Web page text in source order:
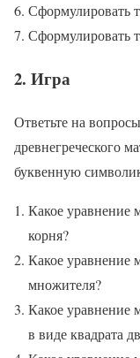
Сформулировать
Сформулировать
2. Игра
Ответьте на
древнегреческого
буквенную
Какое уравнение
корня?
Какое уравнение
множителя?
Какое уравнение
в виде квадрата